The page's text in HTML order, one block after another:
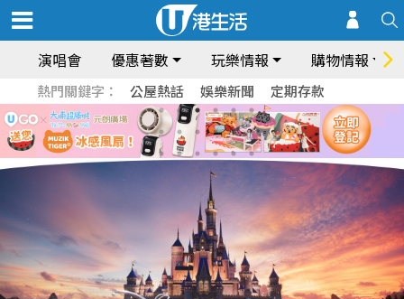
演唱會 優惠著數 玩樂情報 購物情報
熱門關鍵字： 公屋熱話 娛樂新聞 定期存款